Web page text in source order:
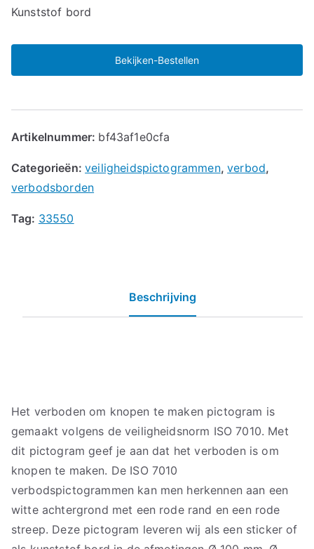
Kunststof bord
Bekijken-Bestellen
Artikelnummer: bf43af1e0cfa
Categorieën:veiligheidspictogrammen,verbod,
verbodsborden
Tag: 33550
Beschrijving
Het verboden om knopen te maken pictogram is
gemaakt volgens de veiligheidsnorm ISO 7010. Met
dit pictogram geef je aan dat het verboden is om
knopen te maken. De ISO 7010
verbodspictogrammen kan men herkennen aan een
witte achtergrond met een rode rand en een rode
streep. Deze pictogram leveren wij als een sticker of